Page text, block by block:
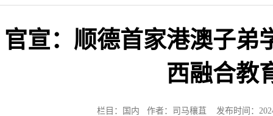
官宣：顺德首家港澳子弟
西融合教
栏目：国内 作者：司马穰苴 发布时间：